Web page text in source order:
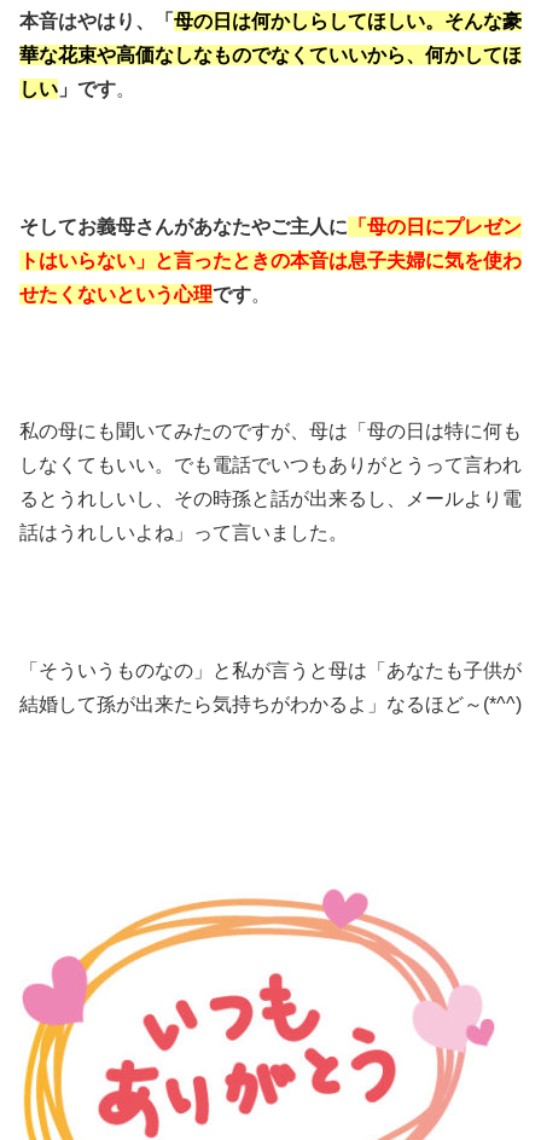
本音はやはり、「 母の日は何かしらしてほしい。そんな豪
華な花束や高価なしなものでなくていいから、何かしてほ
しい 」です。
そしてお義母さんがあなたやご主人に 「 母の日にプレゼン
トはいらない」と言ったときの本音は息子夫婦に気を使わ
せたくないという心理です。
私の母にも聞いてみたのですが、母は「母の日は特に何も
しなくてもいい。でも電話でいつもありがとうって言われ
るとうれしいし、その時孫と話が出来るし、メールより電
話はうれしいよね」って言いました。
「そういうものなの」と私が言うと母は「あなたも子供が
結婚して孫が出来たら気持ちがわかるよ」なるほど～(*^^)